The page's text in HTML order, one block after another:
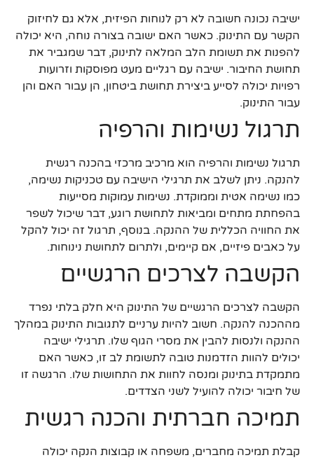
ישיבה נכונה חשובה לא רק לנוחות הפיזית, אלא גם לחיזוק
הקשר עם התינוק. כאשר האם ישובה בצורה נוחה, היא יכולה
להפנות את תשומת הלב המלאה לתינוק, דבר שמגביר את
תחושת החיבור. ישיבה עם רגליים מעט מפוסקות וזרועות
רפויות יכולה לסייע ביצירת תחושת ביטחון, הן עבור האם והן
עבור התינוק.
תרגול נשימות והרפיה
תרגול נשימות והרפיה הוא מרכיב מרכזי בהכנה רגשית
להנקה. ניתן לשלב את תרגילי הישיבה עם טכניקות נשימה,
כמו נשימה אטית וממוקדת. נשימות עמוקות מסייעות
בהפחתת מתחים ומביאות לתחושת רוגע, דבר שיכול לשפר
את החוויה הכללית של ההנקה. בנוסף, תרגול זה יכול להקל
על כאבים פיזיים, אם קיימים, ולתרום לתחושת נינוחות.
הקשבה לצרכים הרגשיים
הקשבה לצרכים הרגשיים של התינוק היא חלק בלתי נפרד
מההכנה להנקה. חשוב להיות ערניים לתגובות התינוק במהלך
ההנקה ולנסות להבין את מסרי הגוף שלו. תרגילי ישיבה
יכולים להוות הזדמנות טובה לתשומת לב זו, כאשר האם
מתמקדת בתינוק ומנסה לחוות את התחושות שלו. הרגשה זו
של חיבור יכולה להועיל לשני הצדדים.
תמיכה חברתית והכנה רגשית
קבלת תמיכה מחברים, משפחה או קבוצות הנקה יכולה